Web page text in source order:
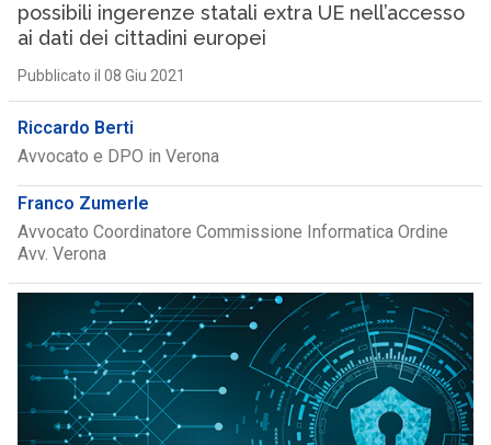
possibili ingerenze statali extra UE nell’accesso
ai dati dei cittadini europei
Pubblicato il 08 Giu 2021
Riccardo Berti
Avvocato e DPO in Verona
Franco Zumerle
Avvocato Coordinatore Commissione Informatica Ordine
Avv. Verona